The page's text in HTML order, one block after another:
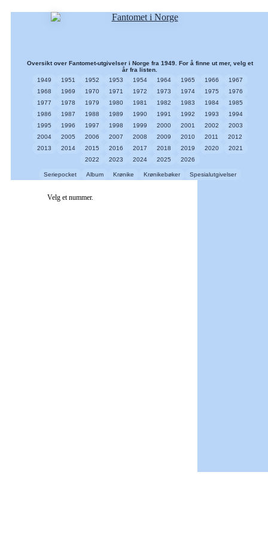
Oversikt over Fantomet-utgivelser i Norge fra 1949. For å finne ut mer, velg et
år fra listen.
1949
1951 1952 1953 1954 1964 1965 1966
1967
1968
1969 1970 1971 1972 1973 1974 1975
1976
1977
1978 1979 1980 1981 1982 1983 1984
1985
1986
1987 1988 1989 1990 1991 1992 1993
1994
1995
1996 1997 1998 1999 2000 2001 2002
2003
2004
2005 2006 2007 2008 2009 2010 2011
2012
2013
2014 2015 2016 2017 2018 2019 2020
2021
2022
2023 2024 2025 2026
Seriepocket Album Krønike Krønikebøker Spesialutgivelser
Velg et nummer.